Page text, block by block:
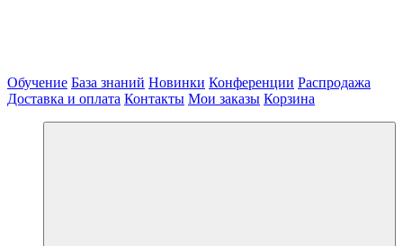
Обучение База знаний Новинки Конференции Распродажа
Доставка и оплата Контакты Мои заказы Корзина